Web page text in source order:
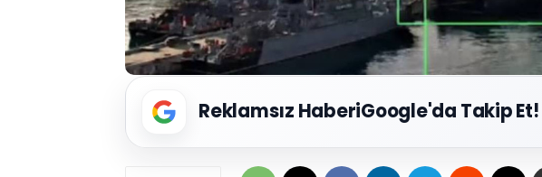
Reklamsız HaberiGoogle'da Takip Et!